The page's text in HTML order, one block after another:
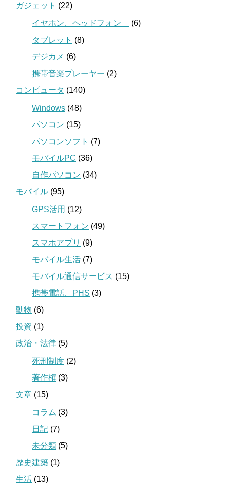
ガジェット (22)
イヤホン、ヘッドフォン
(6)
タブレット (8)
デジカメ (6)
携帯音楽プレーヤー (2)
コンピュータ (140)
Windows (48)
パソコン (15)
パソコンソフト (7)
モバイルPC (36)
自作パソコン (34)
モバイル (95)
GPS活用 (12)
スマートフォン (49)
スマホアプリ (9)
モバイル生活 (7)
モバイル通信サービス (15)
携帯電話、PHS (3)
動物 (6)
投資 (1)
政治・法律 (5)
死刑制度 (2)
著作権 (3)
文章 (15)
コラム (3)
日記 (7)
未分類 (5)
歴史建築 (1)
生活 (13)